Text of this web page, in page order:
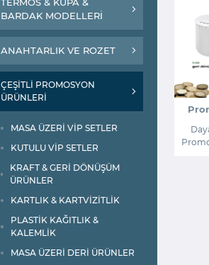
BARDAK MODELLERİ
ANAHTARLIK VE ROZET
ÇEŞİTLİ PROMOSYON
ÜRÜNLERİ
MASA ÜZERİ VİP SETLER
KUTULU VİP SETLER
KRAFT & GERİ DÖNÜŞÜM
ÜRÜNLER
KARTLIK & KARTVİZİTLİK
PLASTİK KAĞITLIK &
KALEMLİK
MASA ÜZERİ DERİ ÜRÜNLER